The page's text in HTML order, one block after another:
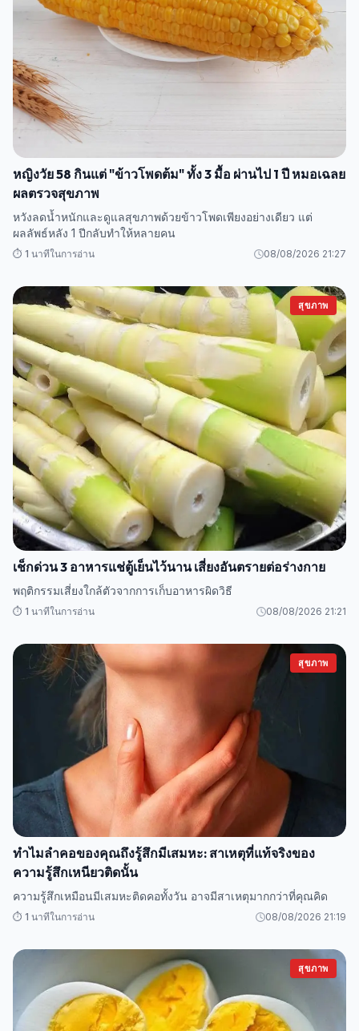
หญิงวัย 58 กินแต่ "ข้าวโพดต้ม" ทั้ง 3 มื้อ ผ่านไป 1 ปี หมอเฉลย
ผลตรวจสุขภาพ
หวังลดน้ำหนักและดูแลสุขภาพด้วยข้าวโพดเพียงอย่างเดียว แต่
ผลลัพธ์หลัง 1 ปีกลับทำให้หลายคน
⏱️ 1 นาทีในการอ่าน 08/08/2026 21:27
สุขภาพ
เช็กด่วน 3 อาหารแช่ตู้เย็นไว้นาน เสี่ยงอันตรายต่อร่างกาย
พฤติกรรมเสี่ยงใกล้ตัวจากการเก็บอาหารผิดวิธี
⏱️ 1 นาทีในการอ่าน 08/08/2026 21:21
สุขภาพ
ทำไมลำคอของคุณถึงรู้สึกมีเสมหะ: สาเหตุที่แท้จริงของ
ความรู้สึกเหนียวติดนั้น
ความรู้สึกเหมือนมีเสมหะติดคอทั้งวัน อาจมีสาเหตุมากกว่าที่คุณคิด
⏱️ 1 นาทีในการอ่าน 08/08/2026 21:19
สุขภาพ